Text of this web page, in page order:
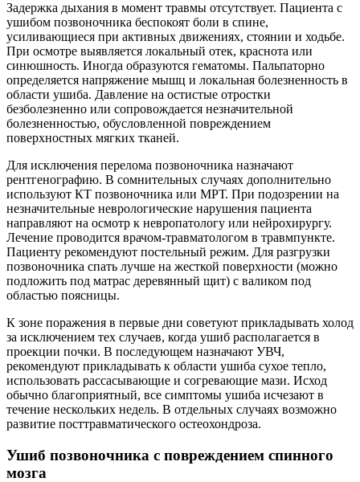
Задержка дыхания в момент травмы отсутствует. Пациента с
ушибом позвоночника беспокоят боли в спине,
усиливающиеся при активных движениях, стоянии и ходьбе.
При осмотре выявляется локальный отек, краснота или
синюшность. Иногда образуются гематомы. Пальпаторно
определяется напряжение мышц и локальная болезненность в
области ушиба. Давление на остистые отростки
безболезненно или сопровождается незначительной
болезненностью, обусловленной повреждением
поверхностных мягких тканей.
Для исключения перелома позвоночника назначают
рентгенографию. В сомнительных случаях дополнительно
используют КТ позвоночника или МРТ. При подозрении на
незначительные неврологические нарушения пациента
направляют на осмотр к невропатологу или нейрохирургу.
Лечение проводится врачом-травматологом в травмпункте.
Пациенту рекомендуют постельный режим. Для разгрузки
позвоночника спать лучше на жесткой поверхности (можно
подложить под матрас деревянный щит) с валиком под
областью поясницы.
К зоне поражения в первые дни советуют прикладывать холод
за исключением тех случаев, когда ушиб располагается в
проекции почки. В последующем назначают УВЧ,
рекомендуют прикладывать к области ушиба сухое тепло,
использовать рассасывающие и согревающие мази. Исход
обычно благоприятный, все симптомы ушиба исчезают в
течение нескольких недель. В отдельных случаях возможно
развитие посттравматического остеохондроза.
Ушиб позвоночника с повреждением спинного
мозга